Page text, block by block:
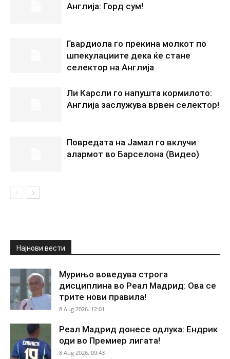
Англија: Горд сум!
Гвардиола го прекина молкот по
шпекулациите дека ќе стане
селектор на Англија
Ли Карсли го напушта кормилото:
Англија заслужува врвен селектор!
Повредата на Јамал го вклучи
алармот во Барселона (Видео)
Најнови вести
Мурињо воведува строга
дисциплина во Реал Мадрид: Ова се
трите нови правила!
8 Aug 2026. 12:01
Реал Мадрид донесе одлука: Ендрик
оди во Премиер лигата!
8 Aug 2026. 09:43